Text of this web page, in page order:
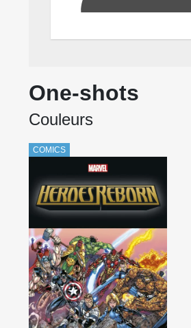
One-shots
Couleurs
COMICS